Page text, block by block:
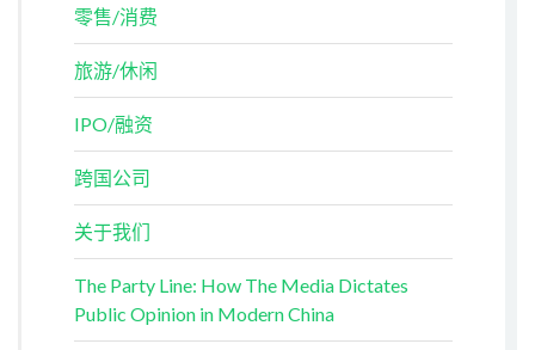
零售/消费
旅游/休闲
IPO/融资
跨国公司
关于我们
The Party Line: How The Media Dictates
Public Opinion in Modern China